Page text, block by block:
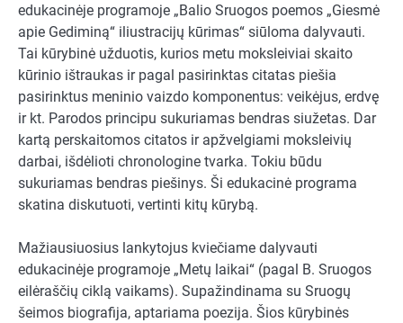
edukacinėje programoje „Balio Sruogos poemos „Giesmė
apie Gediminą“ iliustracijų kūrimas“ siūloma dalyvauti.
Tai kūrybinė užduotis, kurios metu moksleiviai skaito
kūrinio ištraukas ir pagal pasirinktas citatas piešia
pasirinktus meninio vaizdo komponentus: veikėjus, erdvę
ir kt. Parodos principu sukuriamas bendras siužetas. Dar
kartą perskaitomos citatos ir apžvelgiami moksleivių
darbai, išdėlioti chronologine tvarka. Tokiu būdu
sukuriamas bendras piešinys. Ši edukacinė programa
skatina diskutuoti, vertinti kitų kūrybą.
Mažiausiuosius lankytojus kviečiame dalyvauti
edukacinėje programoje „Metų laikai“ (pagal B. Sruogos
eilėraščių ciklą vaikams). Supažindinama su Sruogų
šeimos biografija, aptariama poezija. Šios kūrybinės